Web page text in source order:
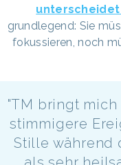
unterscheidet
grundlegend: Sie
fokussieren, noch
"TM bringt
stimmigere
Stille während